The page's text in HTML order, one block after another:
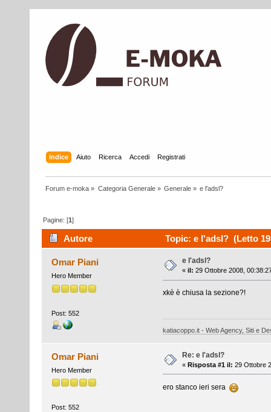
Indice Aiuto Ricerca Accedi Registrati
Forum e-moka » Categoria Generale» Generale» e l'adsl?
Pagine: [1]
Autore Topic: e l'adsl? (Letto
Omar Piani
Hero Member
Post: 552
e l'adsl?
« il: 29 Ottobre 2008,
xkè è chiusa la sezione?!
katiacoppo.it - Web Agency, Siti e
Omar Piani
Hero Member
Post: 552
Re: e l'adsl?
« Risposta #1 il: 29 Ottobre
ero stanco ieri sera